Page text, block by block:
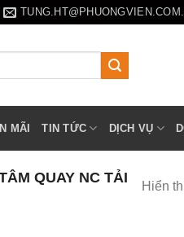
MÃI TIN TỨC DỊCH VỤ
QUAY NC TẢI
Hiển